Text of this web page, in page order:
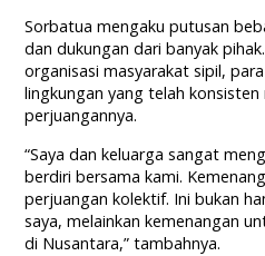
Sorbatua mengaku putusan
dan dukungan dari banyak
organisasi masyarakat sipil,
lingkungan yang telah
perjuangannya.
“Saya dan keluarga sangat
berdiri bersama kami.
perjuangan kolektif. Ini bukan
saya, melainkan kemenangan
di Nusantara,” tambahnya.